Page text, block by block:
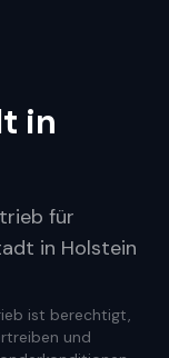
in
für
in Holstein
ist berechtigt,
und